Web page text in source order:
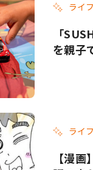
ライフ
「
を親子
ライフ
【漫